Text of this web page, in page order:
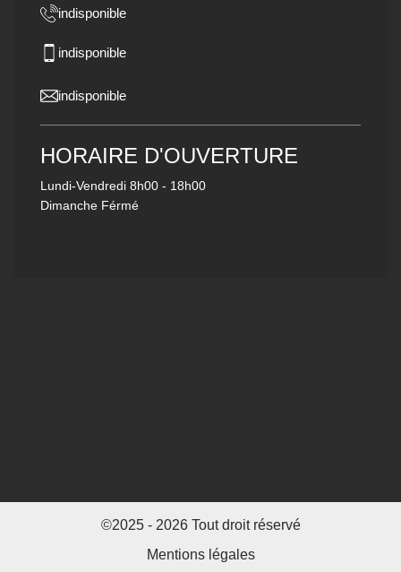
indisponible
indisponible
indisponible
HORAIRE D'OUVERTURE
Lundi-Vendredi 8h00 - 18h00
Dimanche Férmé
©2025 - 2026 Tout droit réservé
Mentions légales